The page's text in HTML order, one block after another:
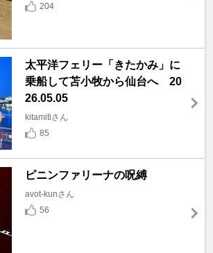
204
太平洋フェリー「きたかみ」に
乗船して苫小牧から仙台へ 20
26.05.05
kitamitiさん
85
ピニンファリーナの呪縛
avot-kunさん
56